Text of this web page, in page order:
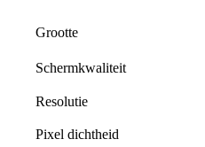
Grootte
Schermkwaliteit
Resolutie
Pixel dichtheid